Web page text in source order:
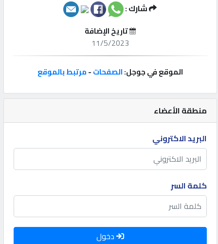
المنتدى
كيو
مزاد
كيو
نمبر
كيو
كارز
منطقة الأعضاء
البريد الاكتروني
كلمة السر
دخول
شارك :
تاريخ الإضافة
11/5/2023
الموقع في جوجل:الصفحات-مرتبط بالموقع